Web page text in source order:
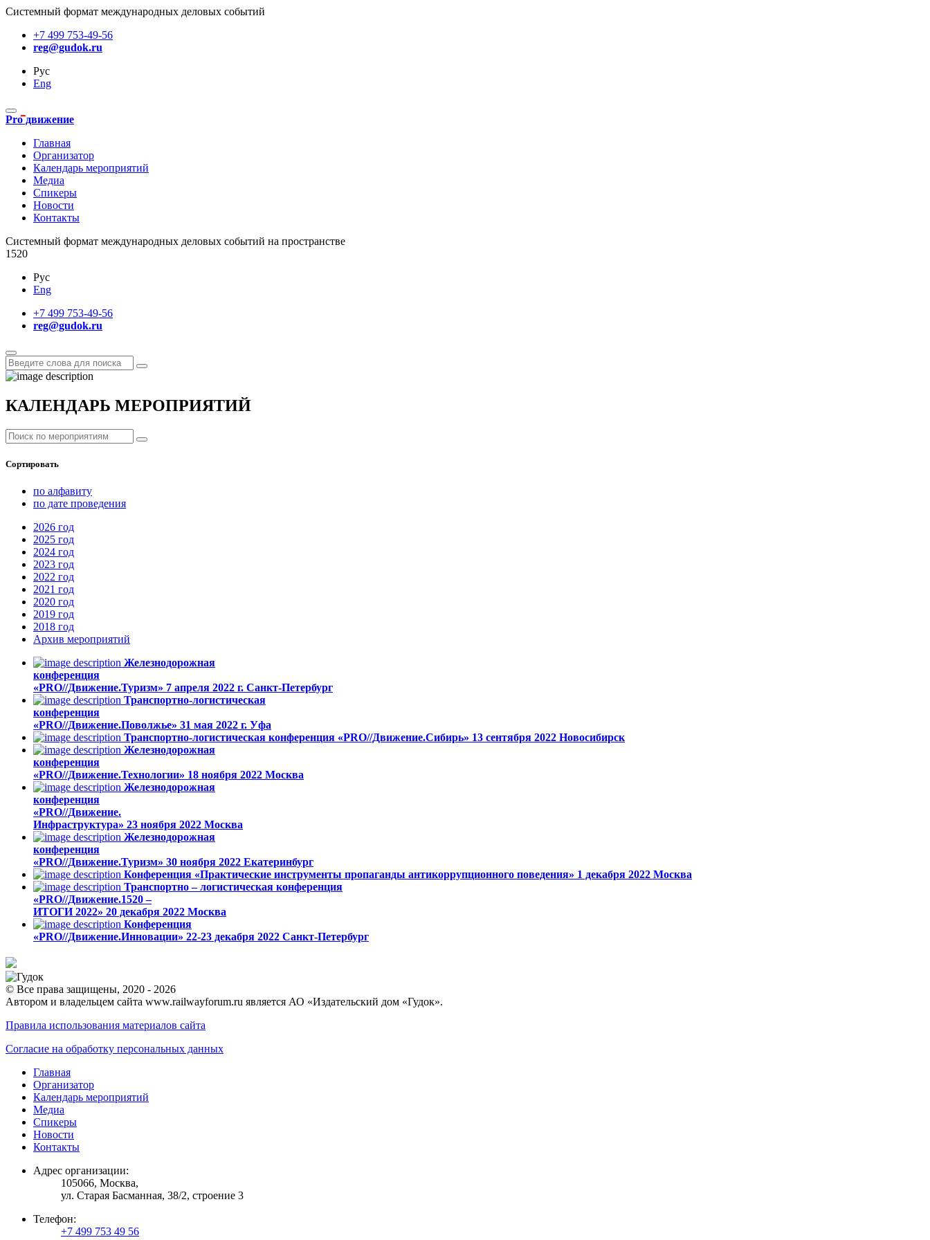
Системный формат международных деловых событий
+7 499 753-49-56
reg@gudok.ru
Рус
Eng
Pro движение
Главная
Организатор
Календарь мероприятий
Медиа
Спикеры
Новости
Контакты
Cистемный формат международных деловых событий на пространстве
1520
Рус
Eng
+7 499 753-49-56
reg@gudok.ru
КАЛЕНДАРЬ МЕРОПРИЯТИЙ
Сортировать
по алфавиту
по дате проведения
2026 год
2025 год
2024 год
2023 год
2022 год
2021 год
2020 год
2019 год
2018 год
Архив мероприятий
Железнодорожная
конференция
«PRO//Движение.Туризм» 7 апреля 2022 г. Санкт-Петербург
Транспортно-логистическая
конференция
«PRO//Движение.Поволжье» 31 мая 2022 г. Уфа
Транспортно-логистическая конференция «PRO//Движение.Сибирь» 13 cентября 2022 Новосибирск
Железнодорожная
конференция
«PRO//Движение.Технологии» 18 ноября 2022 Москва
Железнодорожная
конференция
«PRO//Движение.
Инфраструктура» 23 ноября 2022 Москва
Железнодорожная
конференция
«PRO//Движение.Туризм» 30 ноября 2022 Екатеринбург
Конференция «Практические инструменты пропаганды антикоррупционного поведения» 1 декабря 2022 Москва
Транспортно – логистическая конференция
«PRO//Движение.1520 –
ИТОГИ 2022» 20 декабря 2022 Москва
Конференция
«PRO//Движение.Инновации» 22-23 декабря 2022 Санкт-Петербург
© Все права защищены, 2020 - 2026
Автором и владельцем сайта www.railwayforum.ru является АО «Издательский дом «Гудок».
Правила использования материалов сайта
Согласие на обработку персональных данных
Главная
Организатор
Календарь мероприятий
Медиа
Спикеры
Новости
Контакты
Адрес организации:
105066, Москва,
ул. Старая Басманная, 38/2, строение 3
Телефон:
+7 499 753 49 56